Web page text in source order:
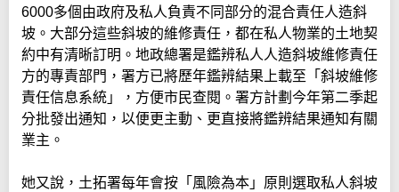
6000多個由政府及私人負責不同部分的混合責任人造斜
坡。大部分這些斜坡的維修責任，都在私人物業的土地契
約中有清晰訂明。地政總署是鑑辨私人人造斜坡維修責任
方的專責部門，署方已將歷年鑑辨結果上載至「斜坡維修
責任信息系統」，方便市民查閱。署方計劃今年第二季起
分批發出通知，以便更主動、更直接將鑑辨結果通知有關
業主。
她又說，土拓署每年會按「風險為本」原則選取私人斜坡